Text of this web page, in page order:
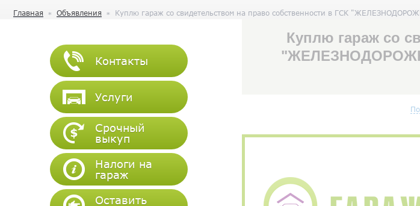
Главная Объявления Куплю гараж со свидетельством на право собственности в ГСК
Контакты
Услуги
Срочный
выкуп
Налоги на
гараж
Оставить
Куплю гараж со